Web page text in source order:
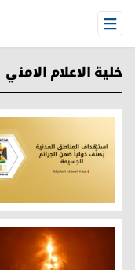
Open Menu
خلية الاعلام الامني
الإعلام الأمني: